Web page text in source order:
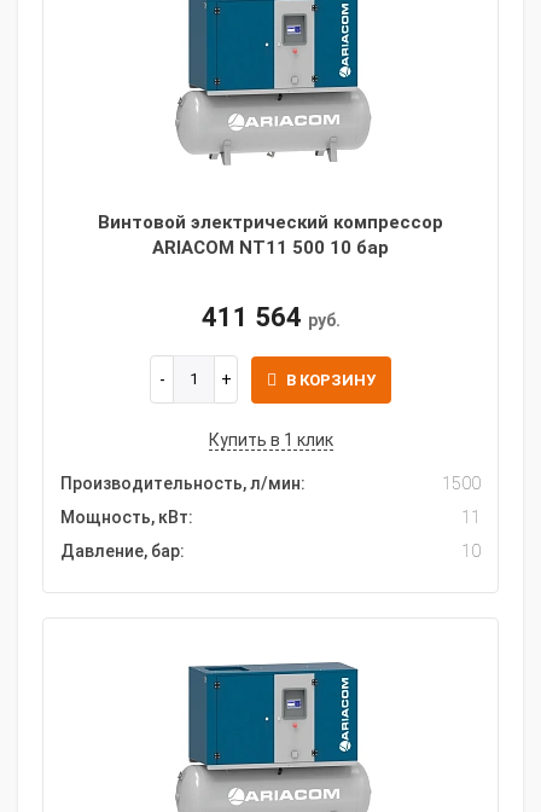
Винтовой электрический компрессор
ARIACOM NT11 500 10 бар
411 564 руб.
В КОРЗИНУ
Купить в 1 клик
Производительность, л/мин:
1500
Мощность, кВт:
11
Давление, бар:
10